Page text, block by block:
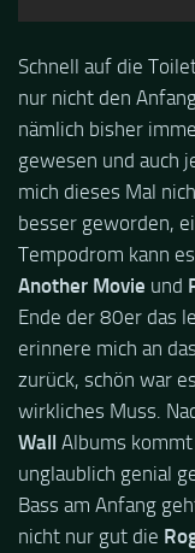
Schnell auf die
nur nicht den
nämlich bisher
gewesen und auch
mich dieses Mal
besser geworden,
Tempodrom kann
Another Movie und
Ende der 80er das
erinnere mich an
zurück, schön war
wirkliches Muss.
Wall Albums
unglaublich genial
Bass am Anfang
nicht nur gut die